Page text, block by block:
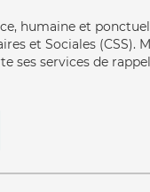
, humaine et
et Sociales (CSS).
ses services de